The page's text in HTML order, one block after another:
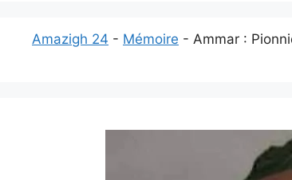
Amazigh 24 - Mémoire - Ammar :